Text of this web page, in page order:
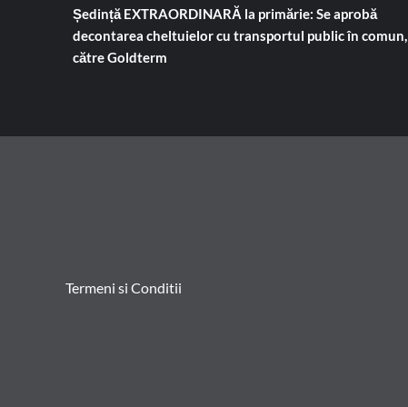
Ședință EXTRAORDINARĂ la primărie: Se aprobă
decontarea cheltuielor cu transportul public în comun,
către Goldterm
Termeni si Conditii